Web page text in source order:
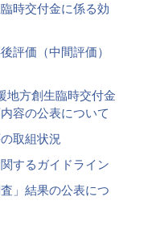
時交付金に係る効
評価（中間評価）
地方創生臨時交付金
容の公表について
取組状況
するガイドライン
」結果の公表につ